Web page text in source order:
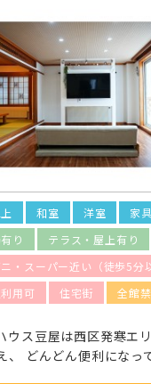
和室 洋室 家
り
テラス・屋上有り
・スーパー近い（徒歩5分
用可
住宅街 全館
ウス豆屋は西区発寒エ
、 どんどん便利にな